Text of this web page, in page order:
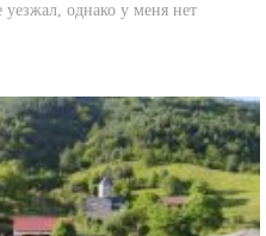
однако у меня нет